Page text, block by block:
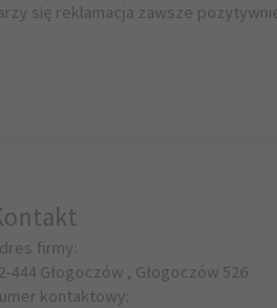
się reklamacja zawsze
firmy:
444 Głogoczów , Głogoczów 526
kontaktowy: